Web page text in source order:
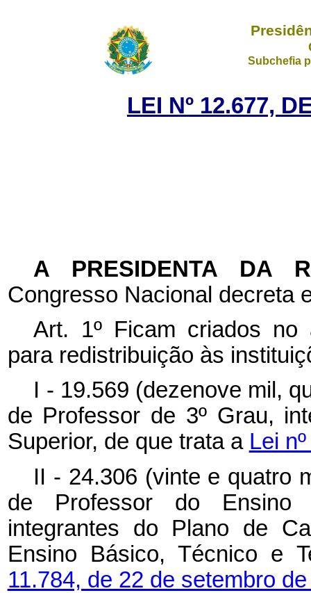
Subchefia
LEI Nº 12.677,
A PRESIDENTA DA
Congresso Nacional decreta
Art. 1º Ficam criados no
para redistribuição às
I - 19.569 (dezenove mil,
de Professor de 3º Grau,
Superior, de que trata a Lei
II - 24.306 (vinte e quatro
de Professor do Ensino
integrantes do Plano de
Ensino Básico, Técnico e
11.784, de 22 de setembro